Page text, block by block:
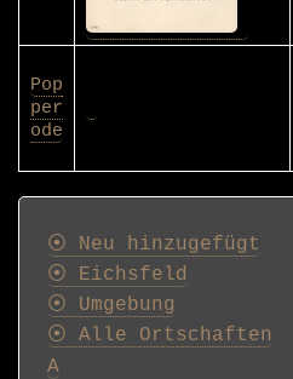
Pop
per
ode
Postkarten
⦿ Neu hinzugefügt
⦿ Eichsfeld
⦿ Umgebung
⦿ Alle Ortschaften
A